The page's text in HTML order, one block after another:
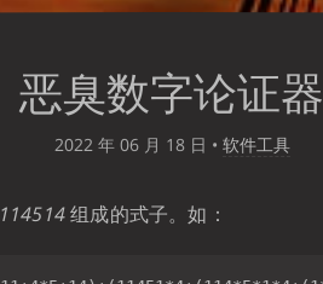
恶臭数字论证器
2022 年 06 月 18 日 • 软件工具
114514组成的式子。如：